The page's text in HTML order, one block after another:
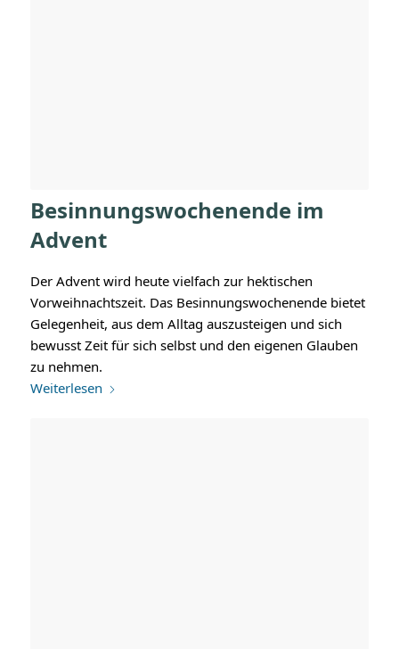
Besinnungswochenende im
Advent
Der Advent wird heute vielfach zur hektischen
Vorweihnachtszeit. Das Besinnungswochenende bietet
Gelegenheit, aus dem Alltag auszusteigen und sich
bewusst Zeit für sich selbst und den eigenen Glauben
zu nehmen.
Weiterlesen